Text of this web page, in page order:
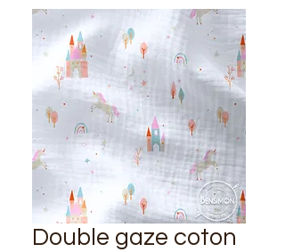
Double gaze coton